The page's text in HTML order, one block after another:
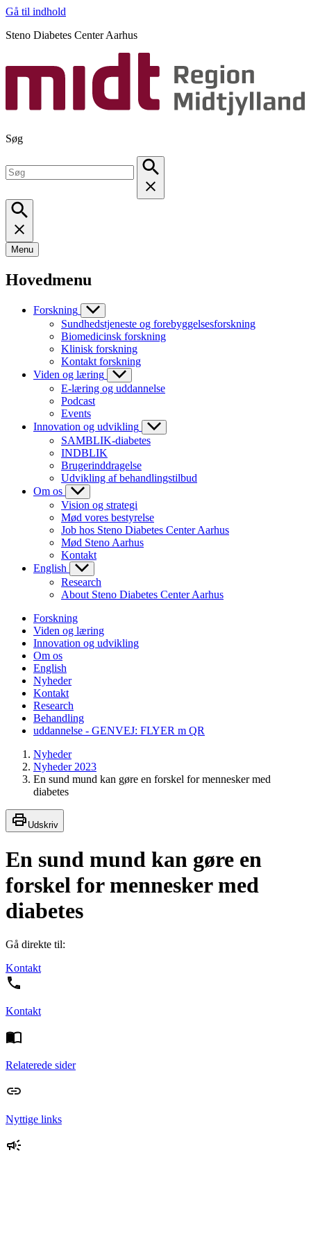
Gå til indhold
Steno Diabetes Center Aarhus
Søg
Menu
Hovedmenu
Forskning
Sundhedstjeneste og forebyggelsesforskning
Biomedicinsk forskning
Klinisk forskning
Kontakt forskning
Viden og læring
E-læring og uddannelse
Podcast
Events
Innovation og udvikling
SAMBLIK-diabetes
INDBLIK
Brugerinddragelse
Udvikling af behandlingstilbud
Om os
Vision og strategi
Mød vores bestyrelse
Job hos Steno Diabetes Center Aarhus
Mød Steno Aarhus
Kontakt
English
Research
About Steno Diabetes Center Aarhus
Forskning
Viden og læring
Innovation og udvikling
Om os
English
Nyheder
Kontakt
Research
Behandling
uddannelse - GENVEJ: FLYER m QR
Nyheder
Nyheder 2023
En sund mund kan gøre en forskel for mennesker med
diabetes
Udskriv
En sund mund kan gøre en
forskel for mennesker med
diabetes
Gå direkte til:
Kontakt
Kontakt
Relaterede sider
Nyttige links